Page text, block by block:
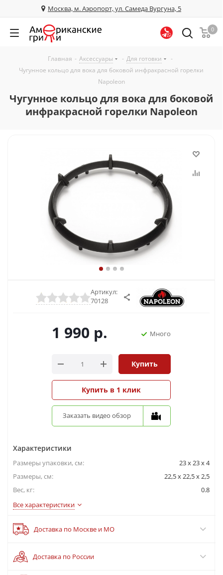
Москва, м. Аэропорт, ул. Самеда Вургуна, 5
0
Главная - Аксессуары - Для готовки
-
Чугунное кольцо для вока для боковой инфракрасной горелки
Napoleon
Чугунное кольцо для вока для боковой
инфракрасной горелки Napoleon
Артикул:
70128
1 990 р. Много
Купить
Купить в 1 клик
Заказать видео обзор
Характеристики
Размеры упаковки, cм:
23 х 23 х 4
Размеры, см:
22,5 x 22,5 x 2,5
Вес, кг:
0.8
Все характеристики
Доставка по Москве и МО
Доставка по России